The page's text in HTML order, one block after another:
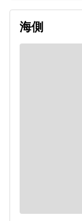
海側